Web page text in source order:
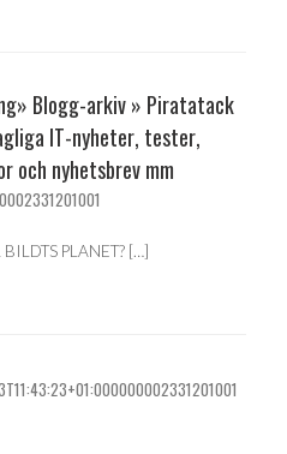
Blogg-arkiv » Piratatack
IT-nyheter, tester,
och nyhetsbrev mm
PLANET? […]